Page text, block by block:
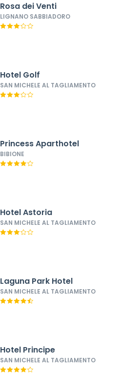
Rosa dei Venti
LIGNANO SABBIADORO
Hotel Golf
SAN MICHELE AL TAGLIAMENTO
Princess Aparthotel
BIBIONE
Hotel Astoria
SAN MICHELE AL TAGLIAMENTO
Laguna Park Hotel
SAN MICHELE AL TAGLIAMENTO
Hotel Principe
SAN MICHELE AL TAGLIAMENTO